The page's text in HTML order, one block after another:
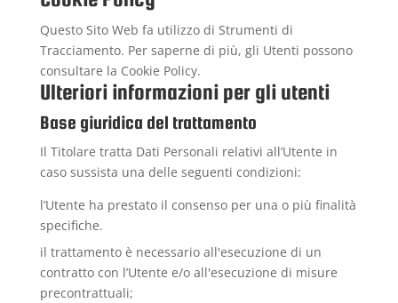
Questo Sito Web fa utilizzo di Strumenti di
Tracciamento. Per saperne di più, gli Utenti possono
consultare la Cookie Policy.
Ulteriori informazioni per gli utenti
Base giuridica del trattamento
Il Titolare tratta Dati Personali relativi all’Utente in
caso sussista una delle seguenti condizioni:
l’Utente ha prestato il consenso per una o più finalità
specifiche.
il trattamento è necessario all'esecuzione di un
contratto con l’Utente e/o all'esecuzione di misure
precontrattuali;